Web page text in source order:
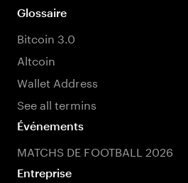
Glossaire
Bitcoin 3.0
Altcoin
Wallet Address
See all termins
Événements
MATCHS DE FOOTBALL 2026
Entreprise